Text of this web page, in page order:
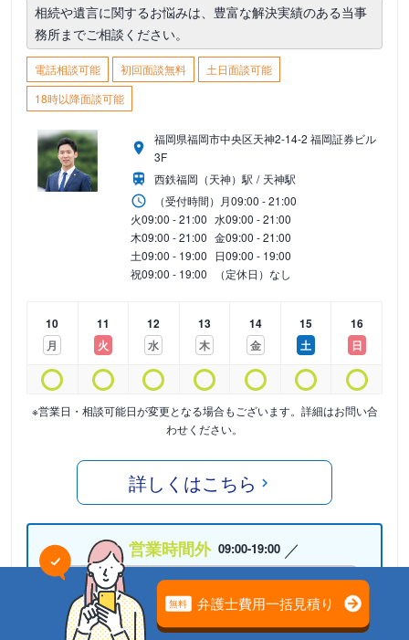
相続や遺言に関するお悩みは、豊富な解決実績のある当事
務所までご相談ください。
電話相談可能 初回面談無料
土日面談可能
18時以降面談可能
福岡県福岡市中央区天神2-14-2 福岡証券ビル
3F
西鉄福岡（天神）駅
天神駅
（受付時間） 月09:00 - 21:00
火09:00 - 21:00 水09:00 - 21:00
木09:00 - 21:00 金09:00 - 21:00
土09:00 - 19:00 日09:00 - 19:00
祝09:00 - 19:00 （定休日）なし
10
月
11
火
12
水
13
木
14
金
15
土
16
日
※営業日・相談可能日が変更となる場合もございます。詳細はお問い合
わせください。
詳しくはこちら
営業時間外 09:00-19:00
05075876280
24時間受付中